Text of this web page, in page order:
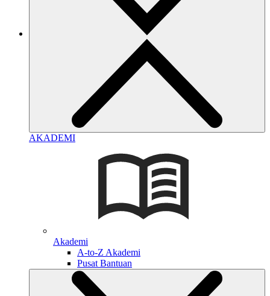
AKADEMI
Akademi
A-to-Z Akademi
Pusat Bantuan